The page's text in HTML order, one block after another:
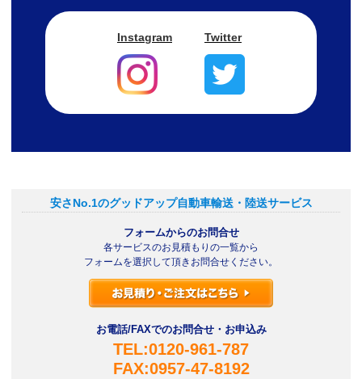
Instagram Twitter
安さNo.1のグッドアップ自動車輸送・陸送サービス
フォームからのお問合せ
各サービスのお見積もりの一覧から
フォームを選択して頂きお問合せください。
お電話/FAXでのお問合せ・お申込み
TEL:0120-961-787
FAX:0957-47-8192